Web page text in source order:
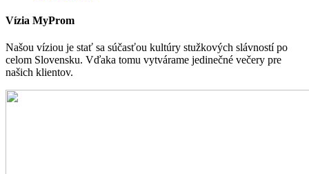
Vízia MyProm
Našou víziou je stať sa súčasťou kultúry stužkových slávností po
celom Slovensku. Vďaka tomu vytvárame jedinečné večery pre
našich klientov.